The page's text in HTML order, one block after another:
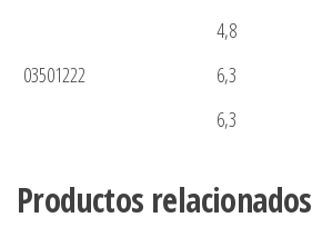
4,8
03501222
6,3
6,3
Productos relacionados